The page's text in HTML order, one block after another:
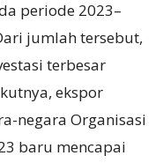
periode 2023–
jumlah tersebut,
terbesar
ekspor
negara Organisasi
baru mencapai